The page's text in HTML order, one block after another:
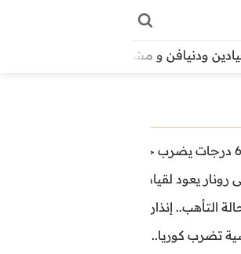
دين ودنيافن و مشاهير
يعود لقيادة منتخب كوت ديفوار
التأهب.. إنذاران جديدان بسبب الأمطار
تضرب كوريا.. وفيات وإصابات ونفوق مئات